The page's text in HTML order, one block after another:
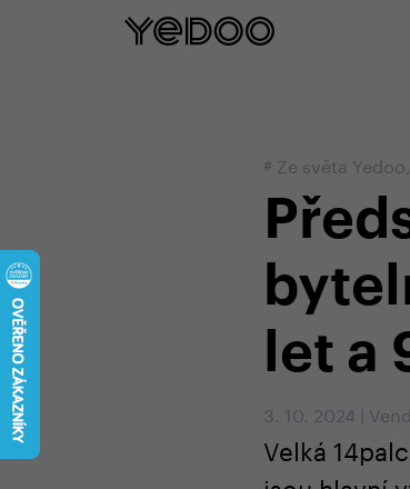
# Ze světa Yedoo,
let a
3. 10. 2024
Velká